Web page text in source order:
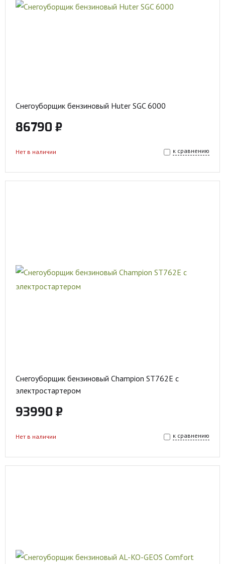
Снегоуборщик бензиновый Huter SGC 6000
86790 ₽
к сравнению
Нет в наличии
Снегоуборщик бензиновый Champion ST762E с
электростартером
93990 ₽
к сравнению
Нет в наличии